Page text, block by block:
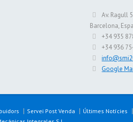
Av. Ragull
Barcelona,
+34 935
+34 936
Google
Servei Post Venda Últimes Notícies